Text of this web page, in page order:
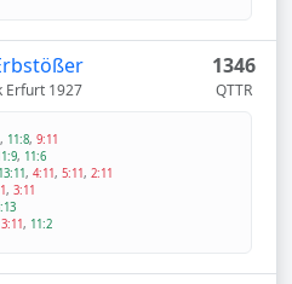
Erfurt 1927
1346
QTTR
, 11:8, 9:11
, 11:6
13:11, 4:11, 5:11, 2:11
, 3:11
3:11, 11:2